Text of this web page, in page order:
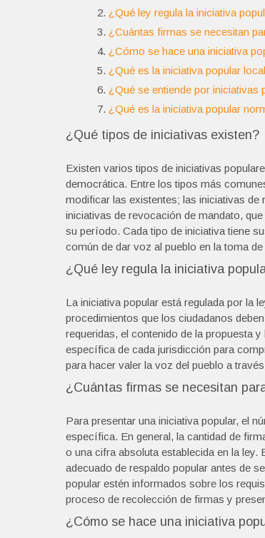
¿Qué ley regula la iniciativa
¿Cuántas firmas se necesitan
¿Cómo se hace una iniciativa
¿Qué es la iniciativa popular
¿Qué se entiende por iniciativas
¿Qué es la iniciativa popular
¿Qué tipos de iniciativas existen?
Existen varios tipos de iniciativas
democrática. Entre los tipos más
modificar las existentes; las iniciativas
iniciativas de revocación de mandato,
su período. Cada tipo de iniciativa tiene
común de dar voz al pueblo en la toma
¿Qué ley regula la iniciativa
La iniciativa popular está regulada por la
procedimientos que los ciudadanos
requeridas, el contenido de la propuesta
específica de cada jurisdicción para
para hacer valer la voz del pueblo a
¿Cuántas firmas se necesitan
Para presentar una iniciativa popular, el
específica. En general, la cantidad de
o una cifra absoluta establecida en la
adecuado de respaldo popular antes de
popular estén informados sobre los
proceso de recolección de firmas y
¿Cómo se hace una iniciativa